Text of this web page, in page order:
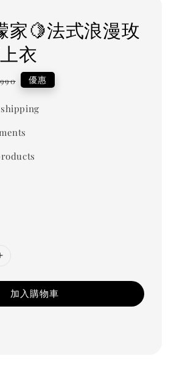
家🍋法式浪漫玫
衣
優惠
加入購物車